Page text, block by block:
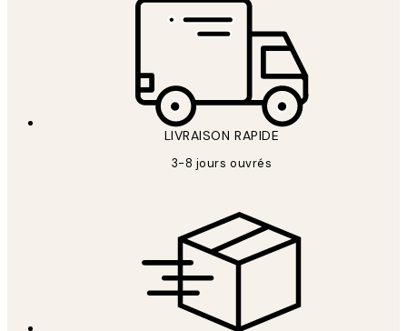
LIVRAISON RAPIDE
3-8 jours ouvrés